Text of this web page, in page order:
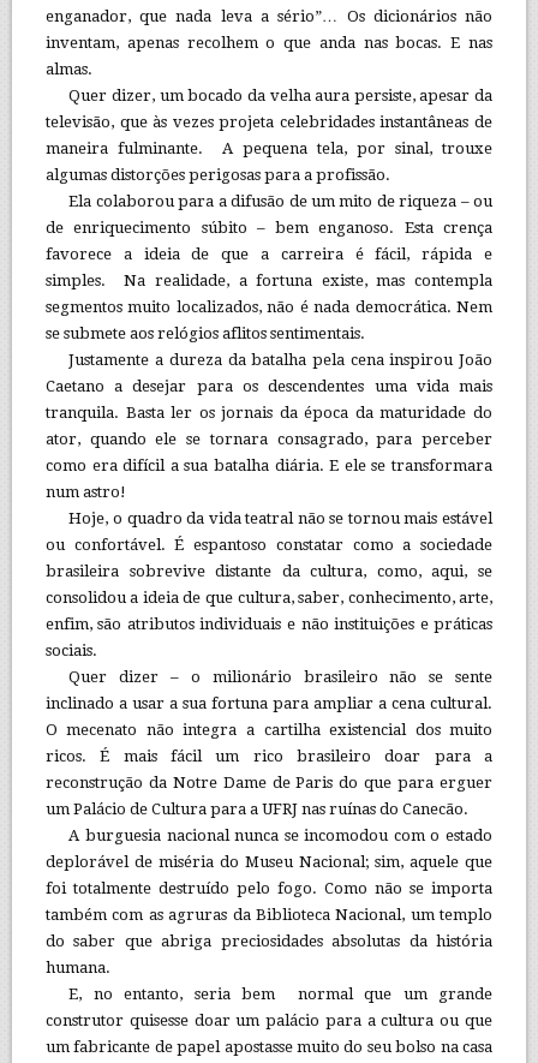
enganador, que nada leva a sério”… Os dicionários não
inventam, apenas recolhem o que anda nas bocas. E nas
almas.
Quer dizer, um bocado da velha aura persiste, apesar da
televisão, que às vezes projeta celebridades instantâneas de
maneira fulminante. A pequena tela, por sinal, trouxe
algumas distorções perigosas para a profissão.
Ela colaborou para a difusão de um mito de riqueza – ou
de enriquecimento súbito – bem enganoso. Esta crença
favorece a ideia de que a carreira é fácil, rápida e
simples. Na realidade, a fortuna existe, mas contempla
segmentos muito localizados, não é nada democrática. Nem
se submete aos relógios aflitos sentimentais.
Justamente a dureza da batalha pela cena inspirou João
Caetano a desejar para os descendentes uma vida mais
tranquila. Basta ler os jornais da época da maturidade do
ator, quando ele se tornara consagrado, para perceber
como era difícil a sua batalha diária. E ele se transformara
num astro!
Hoje, o quadro da vida teatral não se tornou mais estável
ou confortável. É espantoso constatar como a sociedade
brasileira sobrevive distante da cultura, como, aqui, se
consolidou a ideia de que cultura, saber, conhecimento, arte,
enfim, são atributos individuais e não instituições e práticas
sociais.
Quer dizer – o milionário brasileiro não se sente
inclinado a usar a sua fortuna para ampliar a cena cultural.
O mecenato não integra a cartilha existencial dos muito
ricos. É mais fácil um rico brasileiro doar para a
reconstrução da Notre Dame de Paris do que para erguer
um Palácio de Cultura para a UFRJ nas ruínas do Canecão.
A burguesia nacional nunca se incomodou com o estado
deplorável de miséria do Museu Nacional; sim, aquele que
foi totalmente destruído pelo fogo. Como não se importa
também com as agruras da Biblioteca Nacional, um templo
do saber que abriga preciosidades absolutas da história
humana.
E, no entanto, seria bem normal que um grande
construtor quisesse doar um palácio para a cultura ou que
um fabricante de papel apostasse muito do seu bolso na casa